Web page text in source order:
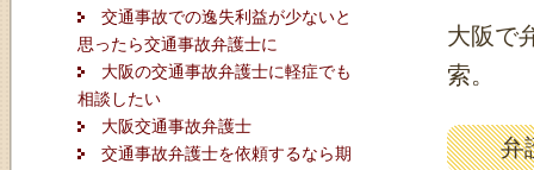
交通事故での逸失利益が少ないと
思ったら交通事故弁護士に
大阪の交通事故弁護士に軽症でも
相談したい
大阪交通事故弁護士
交通事故弁護士を依頼するなら期
大阪で
索。
弁